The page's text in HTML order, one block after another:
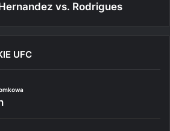
vs. Rodrigues
UFC